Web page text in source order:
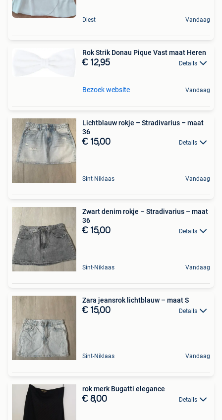
Diest Vandaag
Rok Strik Donau Pique Vast maat Heren
€ 12,95 Details
Bezoek website Vandaag
Lichtblauw rokje – Stradivarius – maat
36
€ 15,00 Details
Sint-Niklaas Vandaag
Zwart denim rokje – Stradivarius – maat
36
€ 15,00 Details
Sint-Niklaas Vandaag
Zara jeansrok lichtblauw – maat S
€ 15,00 Details
Sint-Niklaas Vandaag
rok merk Bugatti elegance
€ 8,00 Details